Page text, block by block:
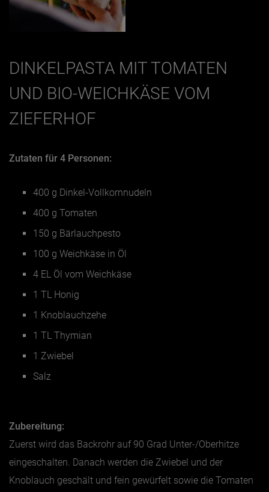
DINKELPASTA MIT TOMATEN
UND BIO-WEICHKÄSE VOM
ZIEFERHOF
Zutaten für 4 Personen:
400 g Dinkel-Vollkornnudeln
400 g Tomaten
150 g Bärlauchpesto
100 g Weichkäse in Öl
4 EL Öl vom Weichkäse
1 TL Honig
1 Knoblauchzehe
1 TL Thymian
1 Zwiebel
Salz
Zubereitung:
Zuerst wird das Backrohr auf 90 Grad Unter-/Oberhitze
eingeschalten. Danach werden die Zwiebel und der
Knoblauch geschält und fein gewürfelt sowie die Tomaten